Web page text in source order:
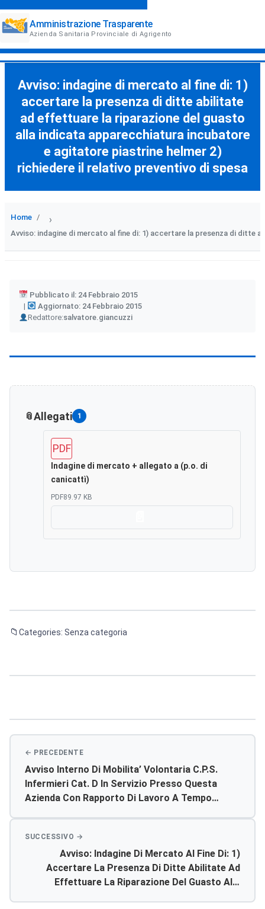
Amministrazione Trasparente
Azienda Sanitaria Provinciale di Agrigento
Avviso: indagine di mercato al fine di: 1)
accertare la presenza di ditte abilitate
ad effettuare la riparazione del guasto
alla indicata apparecchiatura incubatore
e agitatore piastrine helmer 2)
richiedere il relativo preventivo di spesa
Home ›
Avviso: indagine di mercato al fine di: 1) accertare la presenza di
Pubblicato il: 24 Febbraio 2015
Aggiornato: 24 Febbraio 2015
Redattore:
Author salvatore.giancuzzi
Allegati 1
PDF
Indagine di mercato + allegato a (p.o. di
canicattì)
PDF89.97 KB
Categories: Senza categoria
Avviso Interno Di Mobilita’ Volontaria C.p.s.
Infermieri Cat. D In Servizio Presso Questa
Azienda Con Rapporto Di Lavoro A Tempo
Risulta La Carenza Di Personale.
Avviso: Indagine Di Mercato Al Fine Di: 1)
Accertare La Presenza Di Ditte Abilitate Ad
Effettuare La Riparazione Del Guasto Alle